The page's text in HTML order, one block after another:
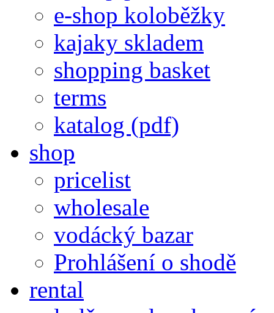
e-shop koloběžky
kajaky skladem
shopping basket
terms
katalog (pdf)
shop
pricelist
wholesale
vodácký bazar
Prohlášení o shodě
rental